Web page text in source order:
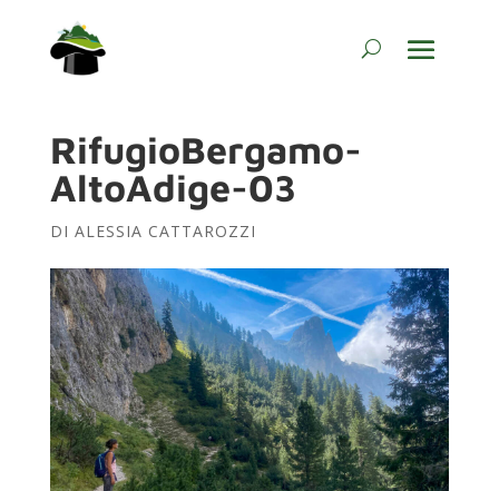
RifugioBergamo-
AltoAdige-03
DI ALESSIA CATTAROZZI